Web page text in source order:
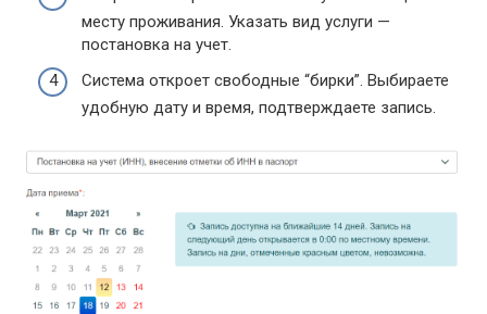
месту проживания. Указать вид услуги —
постановка на учет.
Система откроет свободные “бирки”. Выбираете
удобную дату и время, подтверждаете запись.